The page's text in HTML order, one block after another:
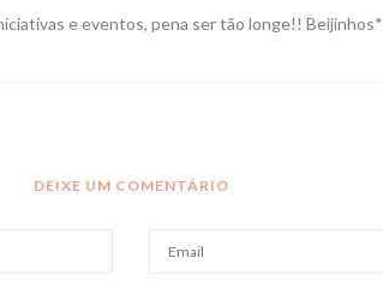
e eventos, pena ser tão longe!! Beijinhos*
DEIXE UM COMENTÁRIO